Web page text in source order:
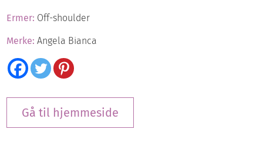
Ermer: Off-shoulder
Merke:Angela Bianca
Gå til hjemmeside